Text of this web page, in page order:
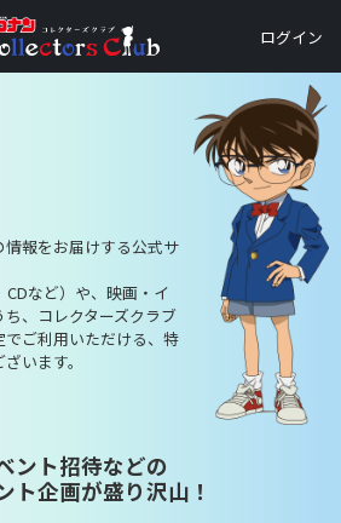
ログイン
報をお届けする公式サ
など）や、映画・イ
、コレクターズクラブ
ご利用いただける、特
います。
ント招待などの
ト企画が盛り沢山！